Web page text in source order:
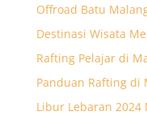
Offroad Batu
Destinasi Wisata
Rafting Pelajar di
Panduan Rafting di
Libur Lebaran 2024